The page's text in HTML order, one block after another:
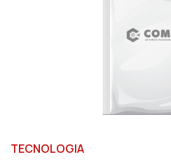
TECNOLOGIA